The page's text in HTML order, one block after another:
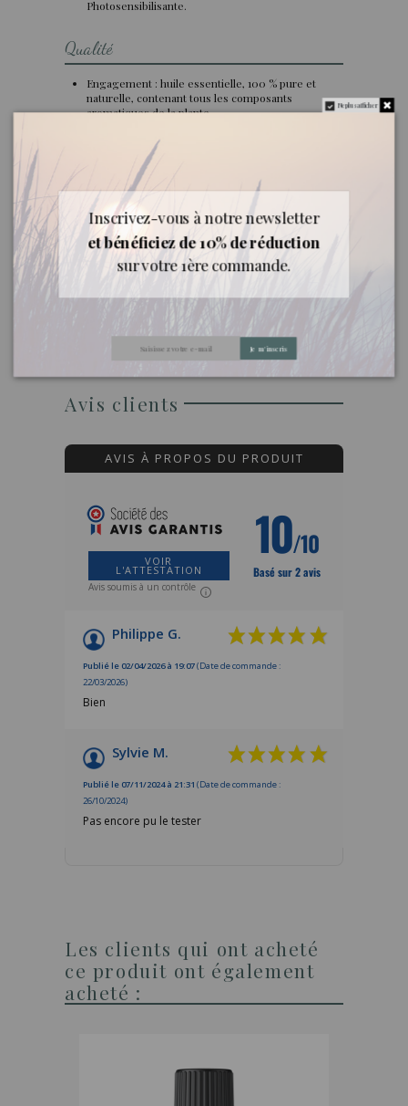
Photosensibilisante.
Qualité
Engagement : huile essentielle, 100 % pure et
naturelle, contenant tous les composants
aromatiques de la plante.
Documents joints
Fiche Découverte
Téléchargement (1.01MB)
Téléchargement (1.01MB)
Avis clients
AVIS À PROPOS DU PRODUIT
VOIR
L'ATTESTATION
Avis soumis à un contrôle
10/10
Basé sur 2 avis
Philippe G.
Publié le 02/04/2026 à 19:07(Date de commande :
22/03/2026)
Bien
Sylvie M.
Publié le 07/11/2024 à 21:31 (Date de commande :
26/10/2024)
Pas encore pu le tester
Les clients qui ont acheté
ce produit ont également
acheté :
Ne plus afficher
Inscrivez-vous à notre newsletter
et bénéficiez de 10% de réduction
sur votre 1ère commande.
Je m'inscris